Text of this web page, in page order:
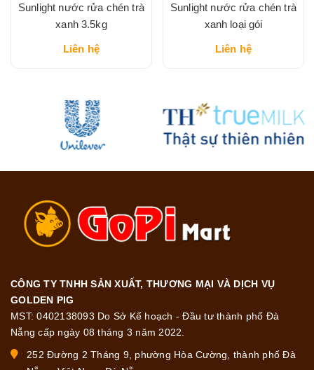
Sunlight nước rửa chén trà
xanh 3.5kg
Liên hệ
Sunlight nước rửa chén trà
xanh loại gói
Liên hệ
CÔNG TY TNHH SẢN XUẤT, THƯƠNG MẠI VÀ DỊCH VỤ
GOLDEN PIG
MST: 0402138093 Do Sở Kế hoạch - Đầu tư thành phố Đà
Nẵng cấp ngày 08 tháng 3 năm 2022.
252 Đường 2 Tháng 9, phường Hòa Cường, thành phố Đà